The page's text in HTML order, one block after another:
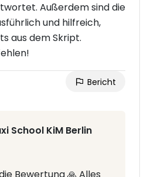
Außerdem sind die
und hilfreich,
aus dem Skript.
Bericht
School KiM Berlin